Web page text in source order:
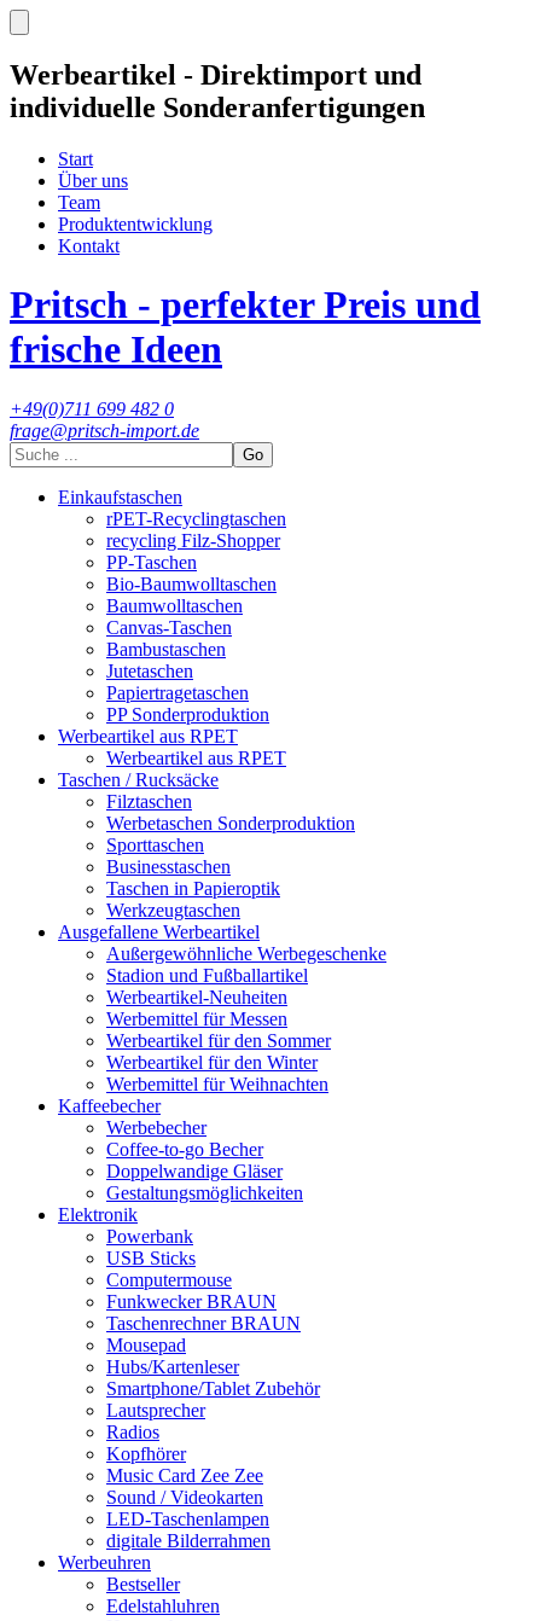
Werbeartikel - Direktimport und
individuelle Sonderanfertigungen
Start
Über uns
Team
Produktentwicklung
Kontakt
Pritsch - perfekter Preis und
frische Ideen
+49(0)711 699 482 0
frage@pritsch-import.de
Go
Einkaufstaschen
rPET-Recyclingtaschen
recycling Filz-Shopper
PP-Taschen
Bio-Baumwolltaschen
Baumwolltaschen
Canvas-Taschen
Bambustaschen
Jutetaschen
Papiertragetaschen
PP Sonderproduktion
Werbeartikel aus RPET
Werbeartikel aus RPET
Taschen / Rucksäcke
Filztaschen
Werbetaschen Sonderproduktion
Sporttaschen
Businesstaschen
Taschen in Papieroptik
Werkzeugtaschen
Ausgefallene Werbeartikel
Außergewöhnliche Werbegeschenke
Stadion und Fußballartikel
Werbeartikel-Neuheiten
Werbemittel für Messen
Werbeartikel für den Sommer
Werbeartikel für den Winter
Werbemittel für Weihnachten
Kaffeebecher
Werbebecher
Coffee-to-go Becher
Doppelwandige Gläser
Gestaltungsmöglichkeiten
Elektronik
Powerbank
USB Sticks
Computermouse
Funkwecker BRAUN
Taschenrechner BRAUN
Mousepad
Hubs/Kartenleser
Smartphone/Tablet Zubehör
Lautsprecher
Radios
Kopfhörer
Music Card Zee Zee
Sound / Videokarten
LED-Taschenlampen
digitale Bilderrahmen
Werbeuhren
Bestseller
Edelstahluhren